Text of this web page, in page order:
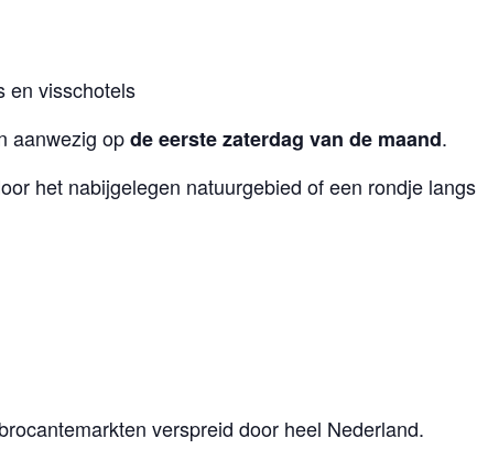
en visschotels
aanwezig opde eerste zaterdag van de maand.
het nabijgelegen natuurgebied of een rondje langs
verspreid door heel Nederland.